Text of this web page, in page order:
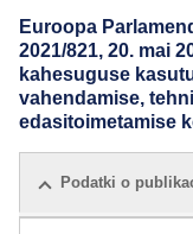
Euroopa
2021/821, 20. mai
kahesuguse
vahendamise,
edasitoimetamise
Podatki o